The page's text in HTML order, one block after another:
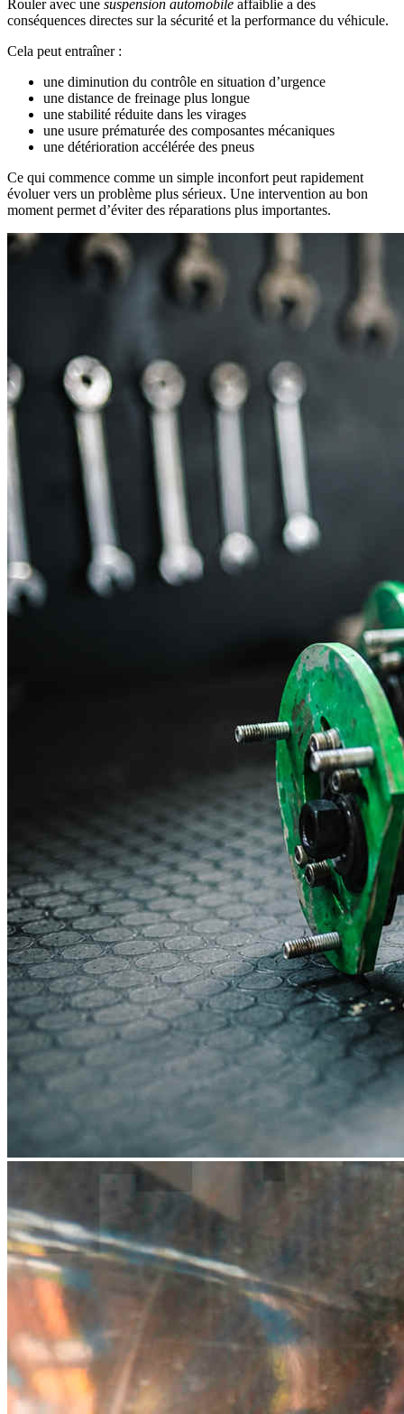
Rouler avec une suspension automobile affaiblie a des
conséquences directes sur la sécurité et la performance du véhicule.
Cela peut entraîner :
une diminution du contrôle en situation d’urgence
une distance de freinage plus longue
une stabilité réduite dans les virages
une usure prématurée des composantes mécaniques
une détérioration accélérée des pneus
Ce qui commence comme un simple inconfort peut rapidement
évoluer vers un problème plus sérieux. Une intervention au bon
moment permet d’éviter des réparations plus importantes.